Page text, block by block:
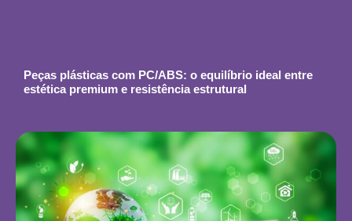
Peças plásticas com PC/ABS: o equilíbrio ideal entre
estética premium e resistência estrutural